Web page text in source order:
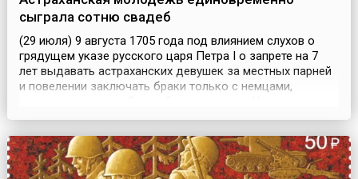
сыграла сотню свадеб
(29 июля) 9 августа 1705 года под влиянием слухов о
грядущем указе русского царя Петра I о запрете на 7
лет выдавать астраханских девушек за местных парней
и повелении заключать браки только с немцами,
Астрахани единовременно сыграли сотню свадеб.
ночью резню иноземцев, переросшую во всенародное
выс...